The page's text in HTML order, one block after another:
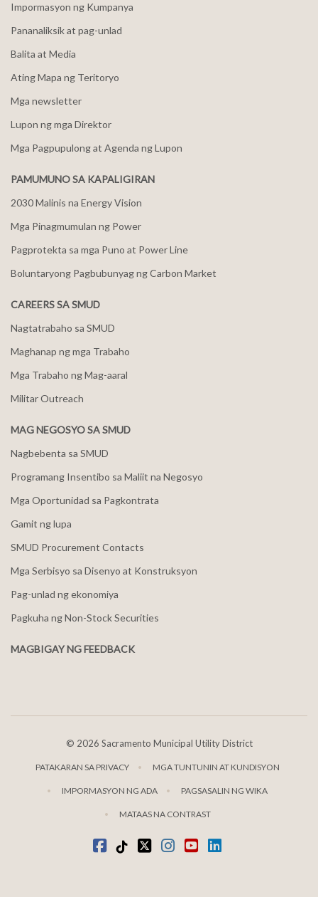
Impormasyon ng Kumpanya
Pananaliksik at pag-unlad
Balita at Media
Ating Mapa ng Teritoryo
Mga newsletter
Lupon ng mga Direktor
Mga Pagpupulong at Agenda ng Lupon
PAMUMUNO SA KAPALIGIRAN
2030 Malinis na Energy Vision
Mga Pinagmumulan ng Power
Pagprotekta sa mga Puno at Power Line
Boluntaryong Pagbubunyag ng Carbon Market
CAREERS SA SMUD
Nagtatrabaho sa SMUD
Maghanap ng mga Trabaho
Mga Trabaho ng Mag-aaral
Militar Outreach
MAG NEGOSYO SA SMUD
Nagbebenta sa SMUD
Programang Insentibo sa Maliit na Negosyo
Mga Oportunidad sa Pagkontrata
Gamit ng lupa
SMUD Procurement Contacts
Mga Serbisyo sa Disenyo at Konstruksyon
Pag-unlad ng ekonomiya
Pagkuha ng Non-Stock Securities
MAGBIGAY NG FEEDBACK
© 2026 Sacramento Municipal Utility District
PATAKARAN SA PRIVACY MGA TUNTUNIN AT KUNDISYON
IMPORMASYON NG ADA PAGSASALIN NG WIKA
MATAAS NA CONTRAST
Facebook
Tiktok
kabaInstagram
youtubeLinkedIn